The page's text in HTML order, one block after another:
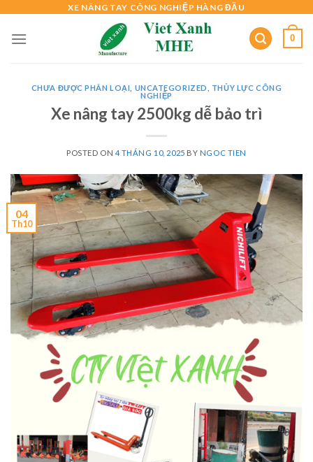
content
XE NÂNG TAY CÔNG NGHIỆP HÀNG ĐẦU
0
CHƯA ĐƯỢC PHÂN LOẠI UNCATEGORIZED
THỦY LỰC CÔNG
NGHIỆP
Xe nâng tay 2500kg dễ bảo trì
POSTED ON 4 THÁNG 10, 2025 BY NGOC TIEN
04
Th10